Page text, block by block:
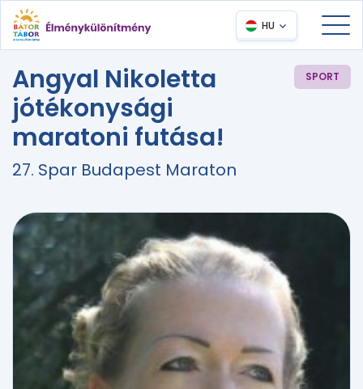
HU
Angyal Nikoletta
jótékonysági
maratoni futása!
SPORT
27. Spar Budapest Maraton